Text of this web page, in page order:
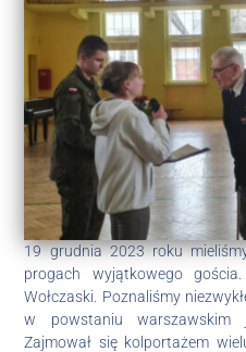
19 grudnia 2023 roku
progach wyjątkowego
Wołczaski. Poznaliśmy
w powstaniu warszawskim
Zajmował się kolportażem